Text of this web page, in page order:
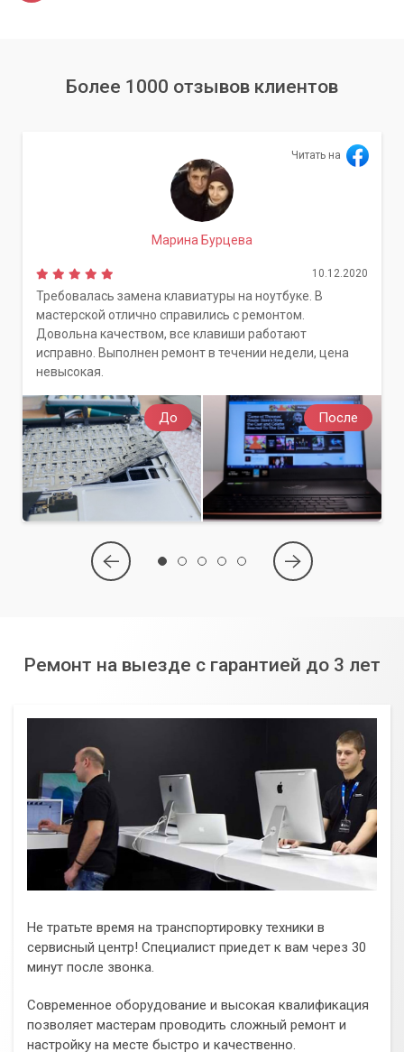
Более 1000 отзывов клиентов
До После
Читать на
Марина Бурцева
10.12.2020
Требовалась замена клавиатуры на ноутбуке. В
мастерской отлично справились с ремонтом.
Довольна качеством, все клавиши работают
исправно. Выполнен ремонт в течении недели, цена
невысокая.
Ремонт на выезде с гарантией до 3 лет
Не тратьте время на транспортировку техники в
сервисный центр! Специалист приедет к вам через 30
минут после звонка.
Современное оборудование и высокая квалификация
позволяет мастерам проводить сложный ремонт и
настройку на месте быстро и качественно.